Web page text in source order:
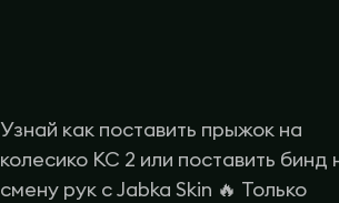
Узнай как поставить прыжок на
колесико КС 2 или поставить бинд
смену рук с Jabka Skin 🔥 Только